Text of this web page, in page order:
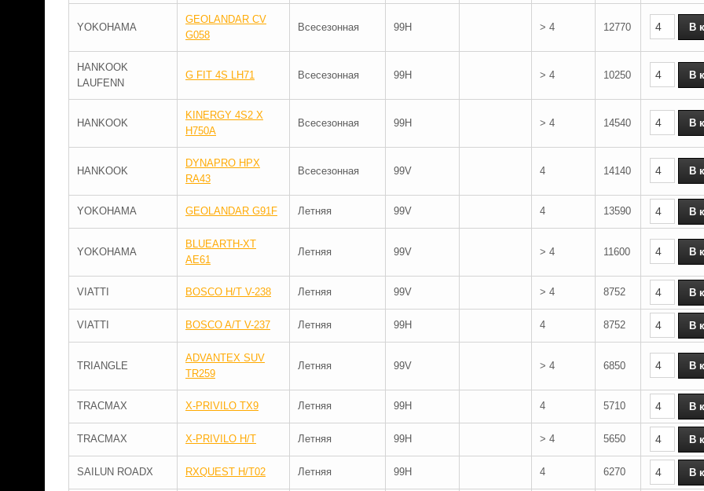
YOKOHAMA
GEOLANDAR CV
G058
Всесезонная 99H > 4 12770
HANKOOK
LAUFENN
G FIT 4S LH71 Всесезонная 99H > 4 10250
HANKOOK
KINERGY 4S2 X
H750A
Всесезонная 99H > 4 14540
HANKOOK
DYNAPRO HPX
RA43
Всесезонная 99V 4 14140
YOKOHAMA GEOLANDAR G91F Летняя 99V 4 13590
YOKOHAMA
BLUEARTH-XT
AE61
Летняя 99V > 4 11600
VIATTI BOSCO H/T V-238 Летняя 99V > 4 8752
VIATTI BOSCO A/T V-237 Летняя 99H 4 8752
TRIANGLE
ADVANTEX SUV
TR259
Летняя 99V > 4 6850
TRACMAX X-PRIVILO TX9 Летняя 99H 4 5710
TRACMAX X-PRIVILO H/T Летняя 99H > 4 5650
SAILUN ROADX RXQUEST H/T02 Летняя 99H 4 6270